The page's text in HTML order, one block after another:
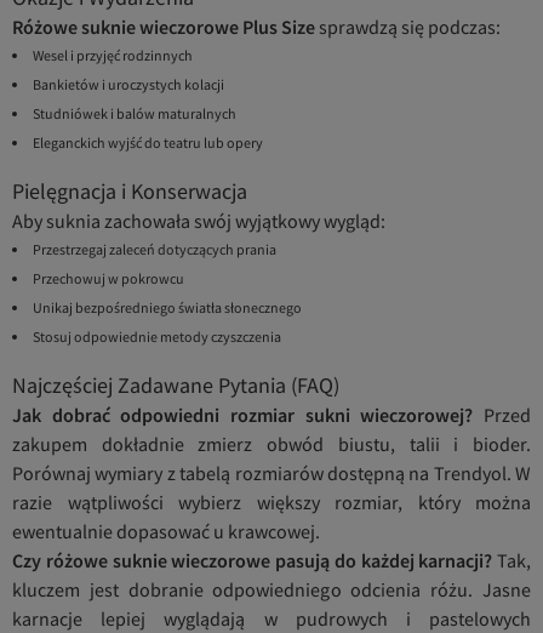
Różowe suknie wieczorowe Plus Size sprawdzą się podczas:
Wesel i przyjęć rodzinnych
Bankietów i uroczystych kolacji
Studniówek i balów maturalnych
Eleganckich wyjść do teatru lub opery
Pielęgnacja i Konserwacja
Aby suknia zachowała swój wyjątkowy wygląd:
Przestrzegaj zaleceń dotyczących prania
Przechowuj w pokrowcu
Unikaj bezpośredniego światła słonecznego
Stosuj odpowiednie metody czyszczenia
Najczęściej Zadawane Pytania (FAQ)
Jak dobrać odpowiedni rozmiar sukni wieczorowej? Przed
zakupem dokładnie zmierz obwód biustu, talii i bioder.
Porównaj wymiary z tabelą rozmiarów dostępną na Trendyol. W
razie wątpliwości wybierz większy rozmiar, który można
ewentualnie dopasować u krawcowej.
Czy różowe suknie wieczorowe pasują do każdej karnacji? Tak,
kluczem jest dobranie odpowiedniego odcienia różu. Jasne
karnacje lepiej wyglądają w pudrowych i pastelowych